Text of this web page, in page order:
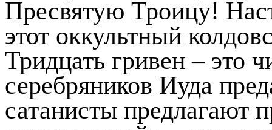
Пресвятую Троицу!
этот оккультный
Тридцать гривен – это
серебряников Иуда
сатанисты предлагают